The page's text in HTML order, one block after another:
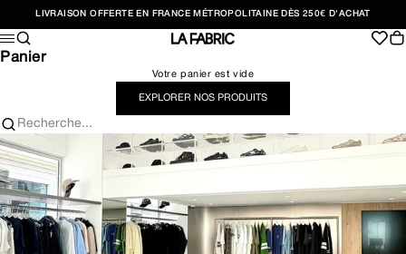
LIVRAISON OFFERTE EN FRANCE MÉTROPOLITAINE DÈS 250€ D'ACHAT
LA FABRIC SHOP
Menu
Recherche
Panier
Votre panier est vide
EXPLORER NOS PRODUITS
Recherche...